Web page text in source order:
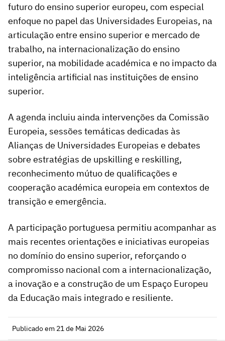
futuro do ensino superior europeu, com especial
enfoque no papel das Universidades Europeias, na
articulação entre ensino superior e mercado de
trabalho, na internacionalização do ensino
superior, na mobilidade académica e no impacto da
inteligência artificial nas instituições de ensino
superior.
A agenda incluiu ainda intervenções da Comissão
Europeia, sessões temáticas dedicadas às
Alianças de Universidades Europeias e debates
sobre estratégias de upskilling e reskilling,
reconhecimento mútuo de qualificações e
cooperação académica europeia em contextos de
transição e emergência.
A participação portuguesa permitiu acompanhar as
mais recentes orientações e iniciativas europeias
no domínio do ensino superior, reforçando o
compromisso nacional com a internacionalização,
a inovação e a construção de um Espaço Europeu
da Educação mais integrado e resiliente.
Publicado em 21 de Mai 2026